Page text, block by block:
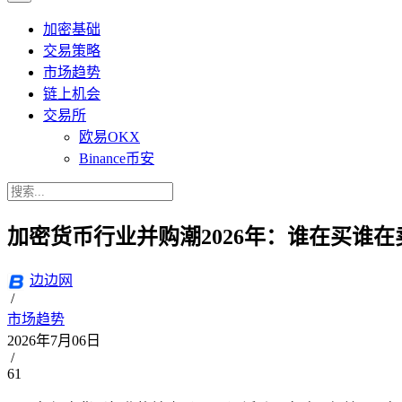
加密基础
交易策略
市场趋势
链上机会
交易所
欧易OKX
Binance币安
加密货币行业并购潮2026年：谁在买谁在
边边网
/
市场趋势
2026年7月06日
/
61